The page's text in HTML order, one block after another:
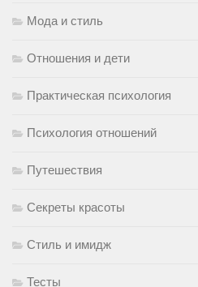
Мода и стиль
Отношения и дети
Практическая психология
Психология отношений
Путешествия
Секреты красоты
Стиль и имидж
Тесты